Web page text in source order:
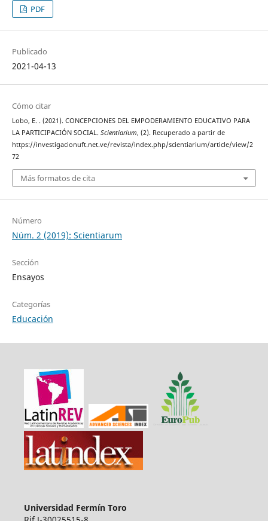
PDF
Publicado
2021-04-13
Cómo citar
Lobo, E. . (2021). CONCEPCIONES DEL EMPODERAMIENTO EDUCATIVO PARA
LA PARTICIPACIÓN SOCIAL. Scientiarium, (2). Recuperado a partir de
https://investigacionuft.net.ve/revista/index.php/scientiarium/article/view/2
72
Más formatos de cita
Número
Núm. 2 (2019): Scientiarum
Sección
Ensayos
Categorías
Educación
Universidad Fermín Toro